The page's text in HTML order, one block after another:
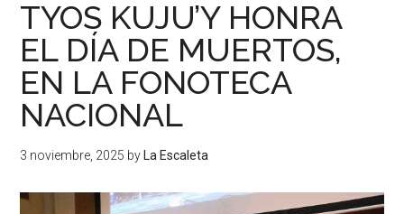
TYOS KUJU’Y HONRA
EL DÍA DE MUERTOS,
EN LA FONOTECA
NACIONAL
3 noviembre, 2025 by La Escaleta